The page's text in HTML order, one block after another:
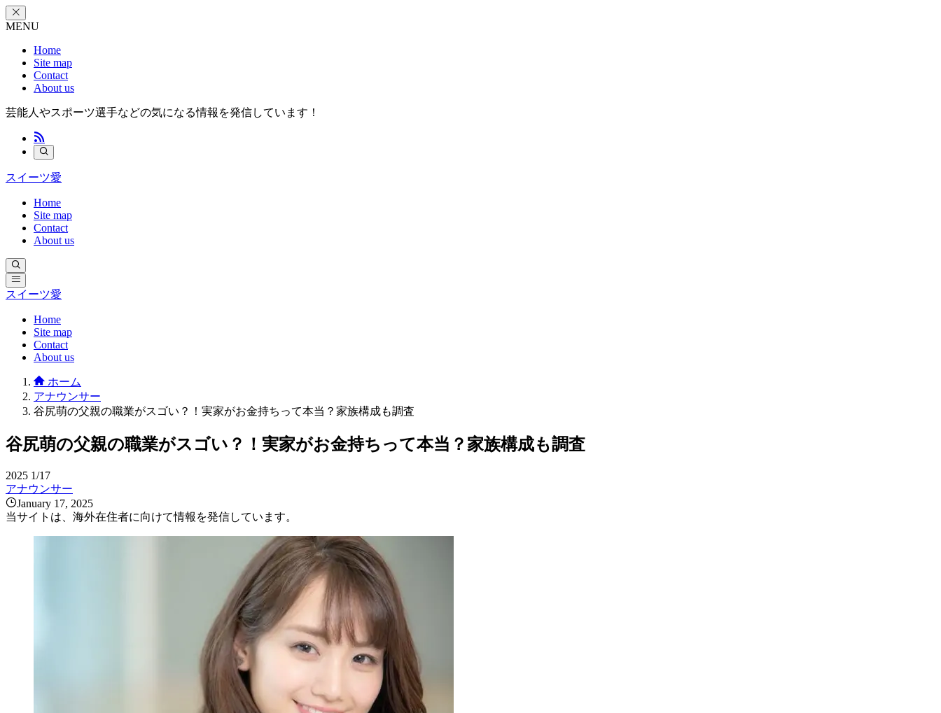
MENU
Home
Site map
Contact
About us
芸能人やスポーツ選手などの気になる情報を発信しています！
スイーツ愛
Home
Site map
Contact
About us
スイーツ愛
Home
Site map
Contact
About us
ホーム
アナウンサー
谷尻萌の父親の職業がスゴい？！実家がお金持ちって本当？家族構成も調査
谷尻萌の父親の職業がスゴい？！実家がお金持ちって本当？家族構成も調査
2025 1/17
アナウンサー
January 17, 2025
当サイトは、海外在住者に向けて情報を発信しています。